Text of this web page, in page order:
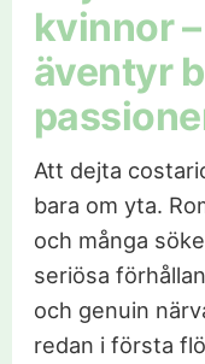
kvinnor
äventyr
Att dejta
bara om yta.
och många
seriösa
och genuin
redan i första